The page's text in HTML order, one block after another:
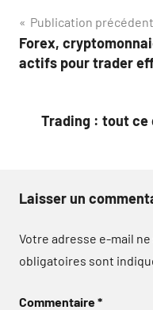
Navigation
de
Publication
Forex,
actifs pour trader
Trading : tout ce
Laisser un
Votre adresse e-mail ne
obligatoires sont
Commentaire*